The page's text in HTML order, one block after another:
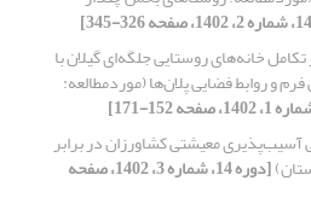
خانه‌های روستایی جلگه‌ای گیلان با
و روابط فضایی پلان‌ها (موردمطالعه:
آسیب‌پذیری معیشتی کشاورزان در برابر
[دوره 14، شماره 3، 1402، صفحه